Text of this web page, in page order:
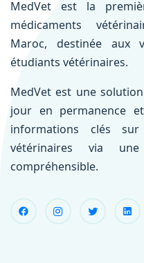
MedVet est la
médicaments
Maroc, destinée aux
étudiants vétérinaires.
MedVet est une
jour en permanence
informations clés
vétérinaires via
compréhensible.